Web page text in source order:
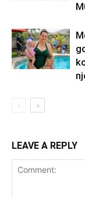
LEAVE A REPLY